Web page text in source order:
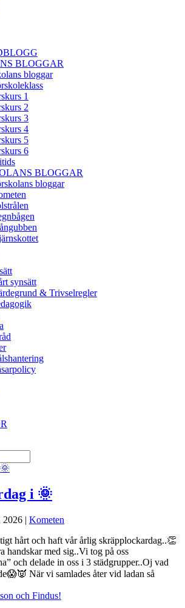
BLOGGAR
bloggar
1
2
3
4
5
6
BLOGGAR
bloggar
synsätt
& Trivselregler
i 🌞
2026 | Kometen
hårt och haft vår årlig skräpplockardag..👏
handskar med sig..Vi tog på oss
och delade in oss i 3 städgrupper..Oj vad
När vi samlades åter vid ladan så